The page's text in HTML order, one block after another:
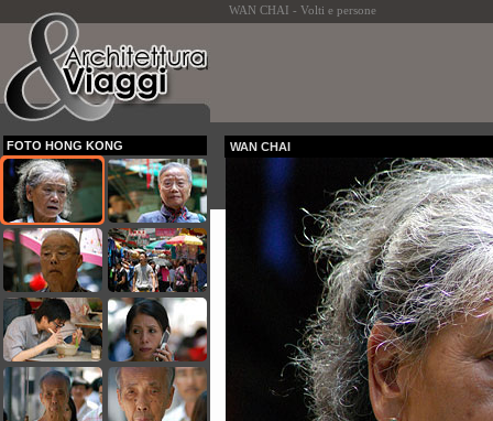
WAN CHAI - Volti e persone
FOTO HONG KONG WAN CHAI